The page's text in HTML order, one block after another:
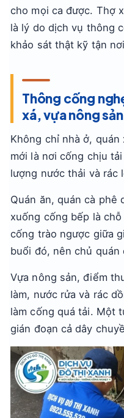
cho mọi ca được. Thợ
là lý do dịch vụ thông
khảo sát thật kỹ tận
Thông cống
xá, vựa nông
Không chỉ nhà ở,
mới là nơi cống chịu
lượng nước thải và rác
Quán ăn, quán cà phê
xuống cống bếp là
cống trào ngược giữa
buổi đó, nên chủ
Vựa nông sản, điểm
làm, nước rửa và rác
làm cống quá tải. Một
gián đoạn cả dây